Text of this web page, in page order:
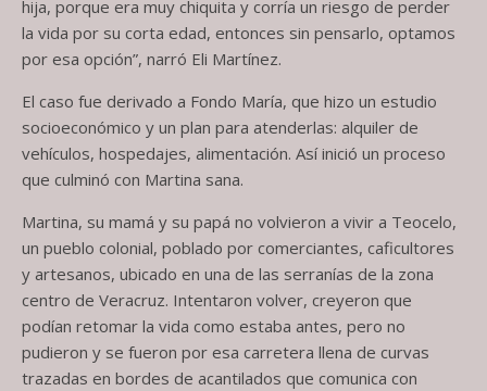
hija, porque era muy chiquita y corría un riesgo de perder
la vida por su corta edad, entonces sin pensarlo, optamos
por esa opción”, narró Eli Martínez.
El caso fue derivado a Fondo María, que hizo un estudio
socioeconómico y un plan para atenderlas: alquiler de
vehículos, hospedajes, alimentación. Así inició un proceso
que culminó con Martina sana.
Martina, su mamá y su papá no volvieron a vivir a Teocelo,
un pueblo colonial, poblado por comerciantes, caficultores
y artesanos, ubicado en una de las serranías de la zona
centro de Veracruz. Intentaron volver, creyeron que
podían retomar la vida como estaba antes, pero no
pudieron y se fueron por esa carretera llena de curvas
trazadas en bordes de acantilados que comunica con